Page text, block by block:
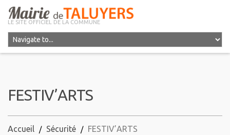
LE SITE OFFICIEL DE LA COMMUNE
FESTIV’ARTS
Accueil Sécurité FESTIV’ARTS